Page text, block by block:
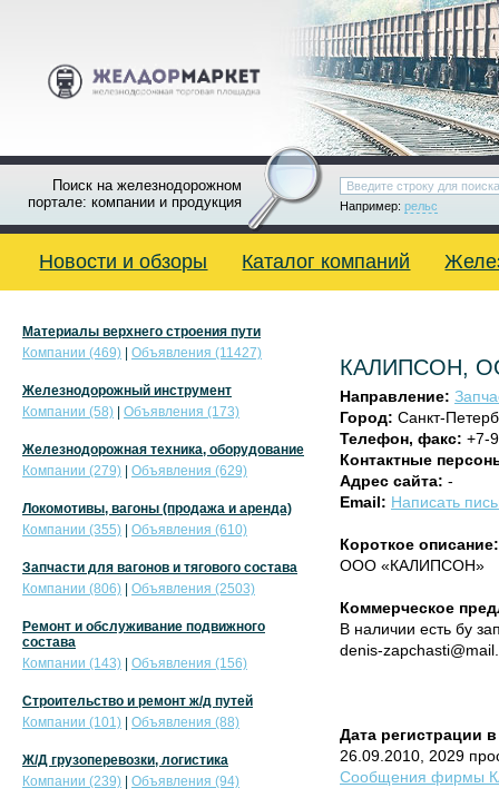
Поиск на железнодорожном
портале: компании и продукция
Например: рельс
Новости и обзоры Каталог компаний
КАЛИПСОН,
Направление:
Город: Санкт-
Телефон, факс: +7-
Контактные
Адрес сайта: -
Email: Написать
Короткое описание:
ООО «КАЛИПСОН»
Коммерческое
В наличии есть бу
denis-
Дата регистрации в
26.09.2010, 2029
Сообщения фирмы
Материалы верхнего строения пути
Компании (469)
Объявления (11427)
Железнодорожный инструмент
Компании (58)
Объявления (173)
Железнодорожная техника, оборудование
Компании (279)
Объявления (629)
Локомотивы, вагоны (продажа и аренда)
Компании (355)
Объявления (610)
Запчасти для вагонов и тягового состава
Компании (806)
Объявления (2503)
Ремонт и обслуживание подвижного
состава
Компании (143)
Объявления (156)
Строительство и ремонт ж/д путей
Компании (101)
Объявления (88)
Ж/Д грузоперевозки, логистика
Компании (239)
Объявления (94)